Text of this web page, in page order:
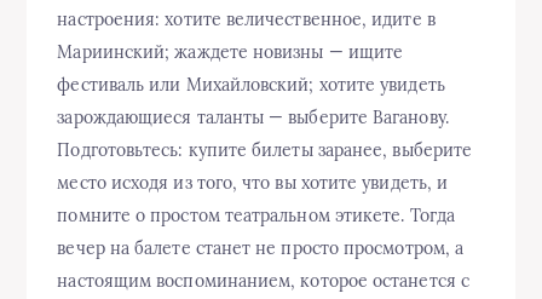
настроения: хотите величественное, идите в
Мариинский; жаждете новизны — ищите
фестиваль или Михайловский; хотите увидеть
зарождающиеся таланты — выберите Ваганову.
Подготовьтесь: купите билеты заранее, выберите
место исходя из того, что вы хотите увидеть, и
помните о простом театральном этикете. Тогда
вечер на балете станет не просто просмотром, а
настоящим воспоминанием, которое останется с